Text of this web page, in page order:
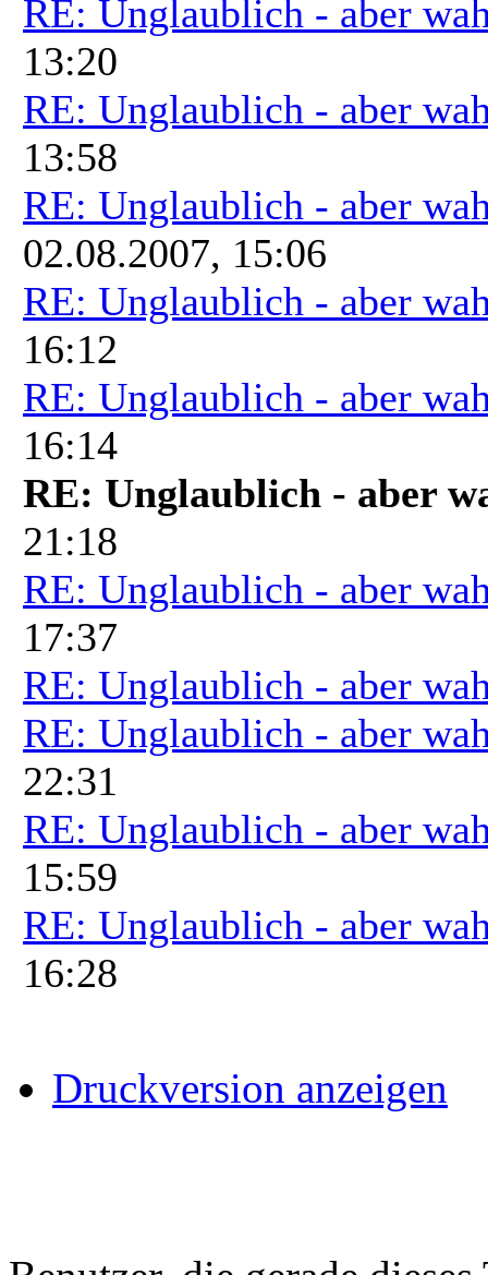
RE: Unglaublich - aber
13:20
RE: Unglaublich - aber
13:58
RE: Unglaublich - aber
02.08.2007, 15:06
RE: Unglaublich - aber
16:12
RE: Unglaublich - aber
16:14
RE: Unglaublich - aber
21:18
RE: Unglaublich - aber
17:37
RE: Unglaublich - aber
RE: Unglaublich - aber
22:31
RE: Unglaublich - aber
15:59
RE: Unglaublich - aber
16:28
Druckversion anzeigen